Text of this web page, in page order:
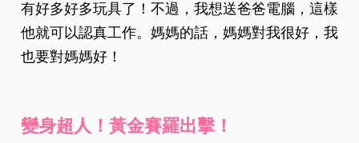
有好多好多玩具了！不過，我想送爸爸電腦，這樣
他就可以認真工作。媽媽的話，媽媽對我很好，我
也要對媽媽好！
變身超人！黃金賽羅出擊！